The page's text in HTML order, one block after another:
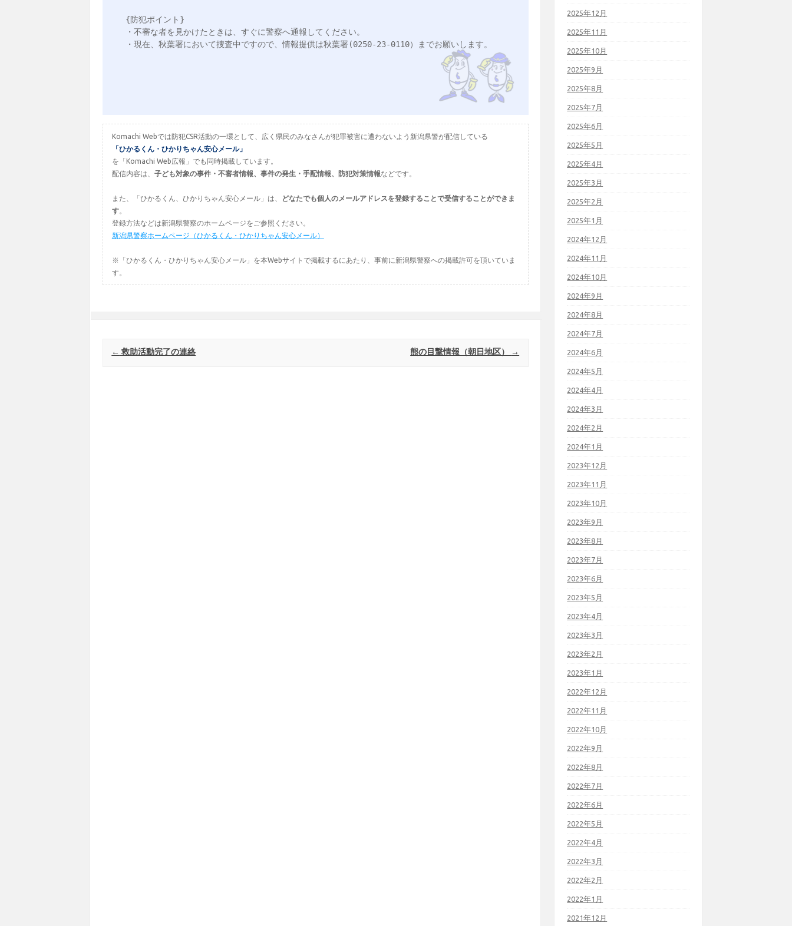
{防犯ポイント}
・不審な者を見かけたときは、すぐに警察へ通報してください。
・現在、秋葉署において捜査中ですので、情報提供は秋葉署(0250-23-0110）までお願いします。
Komachi Webでは防犯CSR活動の一環として、広く県民のみなさんが犯罪被害に遭わないよう新潟県警が配信している
「ひかるくん・ひかりちゃん安心メール」
を「Komachi Web広報」でも同時掲載しています。
配信内容は、 子ども対象の事件・不審者情報、事件の発生・手配情報、防犯対策情報などです。
また、「ひかるくん、ひかりちゃん安心メール」は、
どなたでも個人のメールアドレスを登録することで受信することができま
す。
登録方法などは新潟県警察のホームページをご参照ください。
新潟県警察ホームページ（ひかるくん・ひかりちゃん安心メール）
※「ひかるくん・ひかりちゃん安心メール」を本Webサイトで掲載するにあたり、事前に新潟県警察への掲載許可を頂いていま
す。
Post navigation
← 救助活動完了の連絡 熊の目撃情報（朝日地区） →
2025年12月
2025年11月
2025年10月
2025年9月
2025年8月
2025年7月
2025年6月
2025年5月
2025年4月
2025年3月
2025年2月
2025年1月
2024年12月
2024年11月
2024年10月
2024年9月
2024年8月
2024年7月
2024年6月
2024年5月
2024年4月
2024年3月
2024年2月
2024年1月
2023年12月
2023年11月
2023年10月
2023年9月
2023年8月
2023年7月
2023年6月
2023年5月
2023年4月
2023年3月
2023年2月
2023年1月
2022年12月
2022年11月
2022年10月
2022年9月
2022年8月
2022年7月
2022年6月
2022年5月
2022年4月
2022年3月
2022年2月
2022年1月
2021年12月